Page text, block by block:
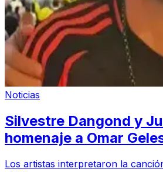
Noticias
Silvestre Dangond y
homenaje a Omar
Los artistas interpretaron la